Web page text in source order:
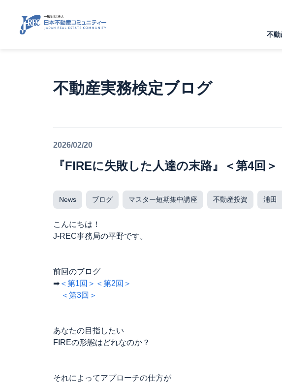
不動
不動産実務検定ブログ
2026/02/20
『FIREに失敗した人達の末路』＜第4回＞
News ブログ マスター短期集中講座 不動産投資 浦田
こんにちは！
J-REC事務局の平野です。
前回のブログ
➡ ＜第1回＞ ＜第2回＞
＜第3回＞
あなたの目指したい
FIREの形態はどれなのか？
それによってアプローチの仕方が